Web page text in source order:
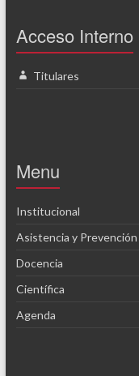
Acceso Interno
Titulares
Menu
Institucional
Asistencia y Prevención
Docencia
Científica
Agenda